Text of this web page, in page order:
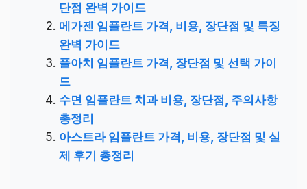
단점 완벽 가이드
메가젠 임플란트 가격, 비용, 장단점 및 특징
완벽 가이드
풀아치 임플란트 가격, 장단점 및 선택 가이
드
수면 임플란트 치과 비용, 장단점, 주의사항
총정리
아스트라 임플란트 가격, 비용, 장단점 및 실
제 후기 총정리